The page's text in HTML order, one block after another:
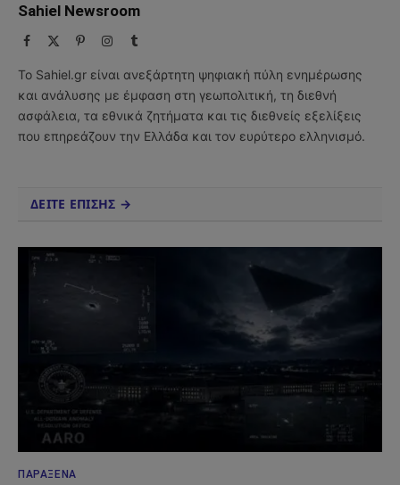
Sahiel Newsroom
Facebook PinterestInstagram
Tumblr
Το Sahiel.gr είναι ανεξάρτητη ψηφιακή πύλη ενημέρωσης
και ανάλυσης με έμφαση στη γεωπολιτική, τη διεθνή
ασφάλεια, τα εθνικά ζητήματα και τις διεθνείς εξελίξεις
που επηρεάζουν την Ελλάδα και τον ευρύτερο ελληνισμό.
ΔΕΙΤΕ ΕΠΙΣΗΣ →
ΠΑΡΆΞΕΝΑ